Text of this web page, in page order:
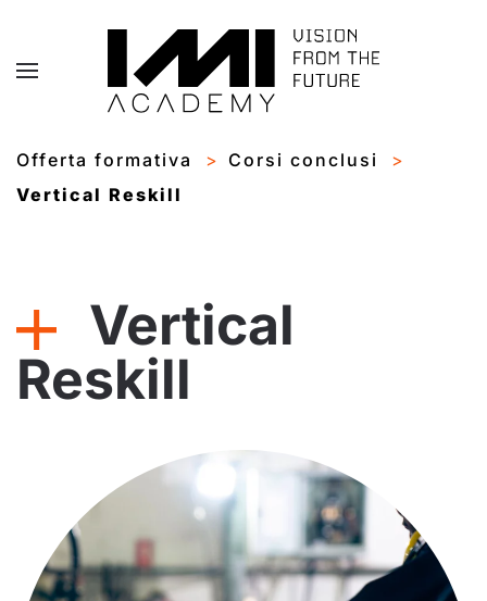
Skip to main content
Offerta formativa
Corsi conclusi
Vertical Reskill
Vertical
Reskill